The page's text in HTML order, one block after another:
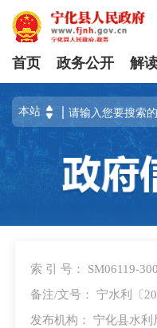
首页 政务公开 解
索 引 号： SM06119-
备注/文号： 宁水利〔
发布机构： 宁化县水利